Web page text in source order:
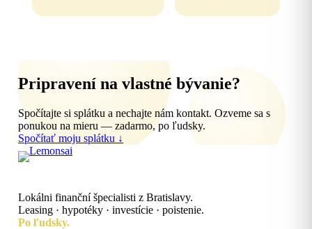
Pripravení na vlastné bývanie?
Spočítajte si splátku a nechajte nám kontakt. Ozveme sa s
ponukou na mieru — zadarmo, po ľudsky.
Spočítať moju splátku ↓
Lokálni finanční špecialisti z Bratislavy.
Leasing · hypotéky · investície · poistenie.
Po ľudsky.